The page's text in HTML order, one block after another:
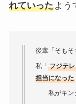
れていったよう
後輩「そもそ
私「フジテ
担当になった
私がキン